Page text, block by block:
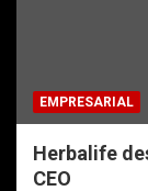
EMPRESARIAL
Herbalife
CEO